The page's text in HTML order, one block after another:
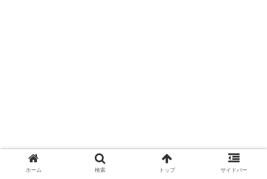
ホーム 検索 トップ サイドバー